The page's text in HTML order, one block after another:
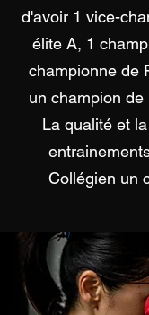
d'avoir 1 vice-
élite A, 1
championne de
un champion de
La qualité et
Collégien un